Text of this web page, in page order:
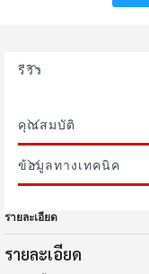
รีวิว
คุณสมบัติ
ข้อมูลทางเทคนิค
รายละเอียด
รายละเอียด